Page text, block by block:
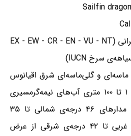
گونه‌ی با کم‌ترین نگرانی (EX - EW - CR - EN - VU - NT
ماسه‌ای و گلی‌ماسه‌ای شرق اقیانوس
اطلس [بازگویی بیشتر: ژرفای ۱ تا ۱۰۰ متری آب‌های نیمه‌گرمسیری
شرق اقیانوس اطلس، میان مدارهای ۴۶ درجه‌ی شمالی تا ۳۵
درجه‌ی شمالی و ۱۰ درجه‌ی غربی تا ۴۲ درجه‌ی شرقی از عرض